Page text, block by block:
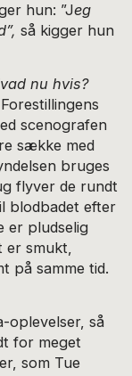
hun: ”Jeg
så kigger hun
nu hvis?
scenografen
sække med
bruges
flyver de rundt
blodbadet efter
er pludselig
er smukt,
på samme tid.
oplevelser, så
for meget
som Tue